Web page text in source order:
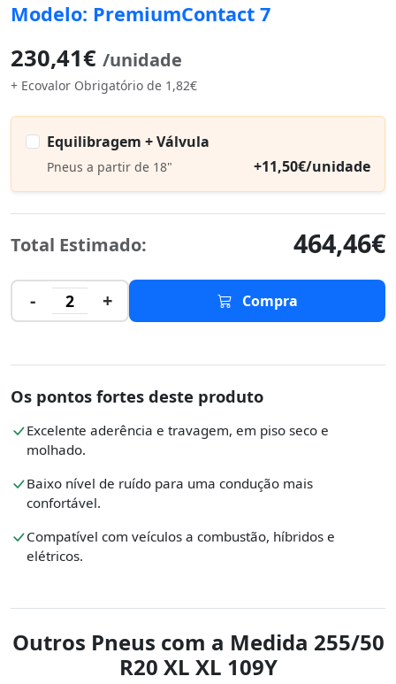
Modelo: PremiumContact 7
230,41€ /unidade
+ Ecovalor Obrigatório de 1,82€
Equilibragem + Válvula
Pneus a partir de 18" +11,50€/unidade
Total Estimado: 464,46€
- 2 + Compra
Os pontos fortes deste produto
Excelente aderência e travagem, em piso seco e
molhado.
Baixo nível de ruído para uma condução mais
confortável.
Compatível com veículos a combustão, híbridos e
elétricos.
Outros Pneus com a Medida 255/50
R20 XL XL 109Y